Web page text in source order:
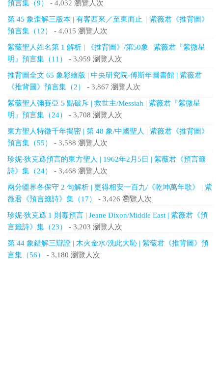
預言集（9）
- 4,032 瀏覽人次
第 45 象歪解三版本 | 有客西來／至東而止｜紫薇君《推背圖》
預言集（12）
- 4,015 瀏覽人次
紫薇聖人姓名第 1 解析 | 《推背圖》/第50象 | 紫薇君『紫微星
明』預言集（11）
- 3,959 瀏覽人次
推背圖全文 65 象彩繪版 | 中央研究院-傅斯年圖書館 | 紫薇君
《推背圖》預言集（2）
- 3,867 瀏覽人次
紫薇聖人彌賽亞 5 點破斥 | 救世主/Messiah | 紫薇君『紫微星
明』預言集（24）
- 3,708 瀏覽人次
東方聖人特徵千年揭密 | 第 48 象/中國聖人 | 紫薇君《推背圖》
預言集（55）
- 3,588 瀏覽人次
珍妮‧狄克遜預言的東方聖人 | 1962年2月5日 | 紫薇君《預言籤
詩》集（24）
- 3,468 瀏覽人次
兩分疆界各保守 2 句解析 | 更得相安一百九/《乾坤萬年歌》 | 紫
薇君《預言籤詩》集（17）
- 3,426 瀏覽人次
珍妮‧狄克遜 1 則毒預言 | Jeane Dixon/Middle East | 紫薇君《預
言籤詩》集（23）
- 3,203 瀏覽人次
第 44 象錯解三辯證 | 木火金水/洗此大恥 | 紫薇君《推背圖》預
言集（56）
- 3,180 瀏覽人次